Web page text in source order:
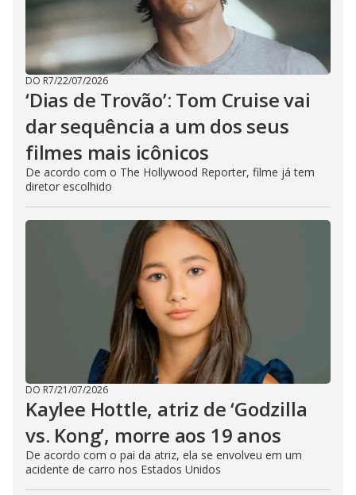
DO R7/22/07/2026
‘Dias de Trovão’: Tom Cruise vai
dar sequência a um dos seus
filmes mais icônicos
De acordo com o The Hollywood Reporter, filme já tem
diretor escolhido
DO R7/21/07/2026
Kaylee Hottle, atriz de ‘Godzilla
vs. Kong’, morre aos 19 anos
De acordo com o pai da atriz, ela se envolveu em um
acidente de carro nos Estados Unidos